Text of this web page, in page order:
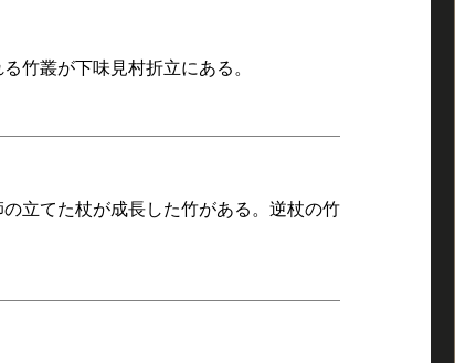
竹叢が下味見村折立にある。
立てた杖が成長した竹がある。逆杖の竹